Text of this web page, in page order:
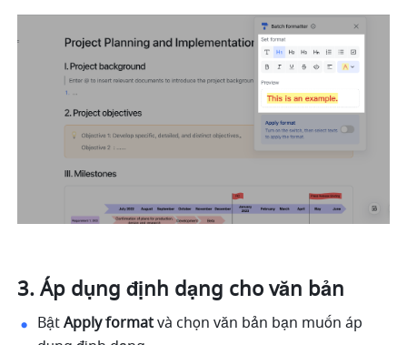
Áp dụng định dạng cho văn bản
Bật Apply format và chọn văn bản bạn muốn áp